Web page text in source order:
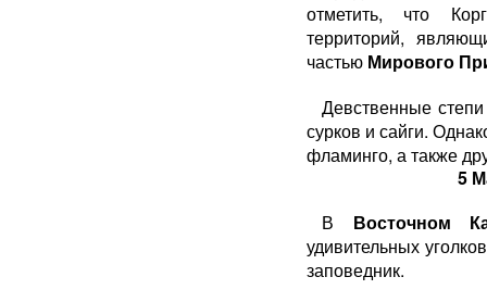
отметить, что
территорий,
частью Мирового
Девственные
сурков и сайги.
фламинго, а также
5
В Восточном
удивительных
заповедник.